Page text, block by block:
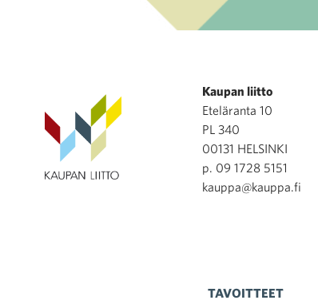
Kaupan liitto
Eteläranta 10
PL 340
00131 HELSINKI
p. 09 1728 5151
kauppa@kauppa.fi
TAVOITTEET